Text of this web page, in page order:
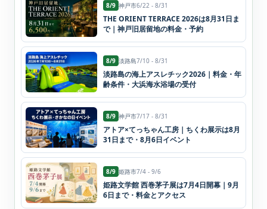
8/9 神戸市6/22 - 8/31
THE ORIENT TERRACE 2026は8月31日ま
で｜神戸旧居留地の料金・予約
8/9 淡路島7/10 - 8/31
淡路島の海上アスレチック2026｜料金・年
齢条件・大浜海水浴場の受付
8/9 神戸市7/17 - 8/31
アトア×てっちゃん工房｜ちくわ展示は8月
31日まで・8月6日イベント
8/9 姫路市7/4 - 9/6
姫路文学館 西巻茅子展は7月4日開幕｜9月
6日まで・料金とアクセス